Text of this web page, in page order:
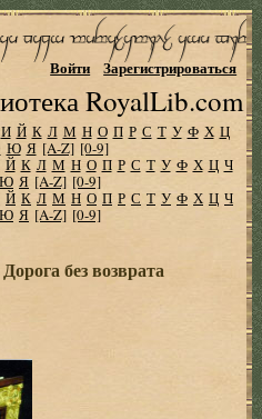
RoyalLib.com
Войти Зарегистрироваться
И Й К Л М Н О П Р С Т У Ф Х Ц
Ю Я [A-Z] [0-9]
Й К Л М Н О П Р С Т У Ф Х Ц Ч
Ю Я [A-Z] [0-9]
Й К Л М Н О П Р С Т У Ф Х Ц Ч
Ю Я [A-Z] [0-9]
без возврата